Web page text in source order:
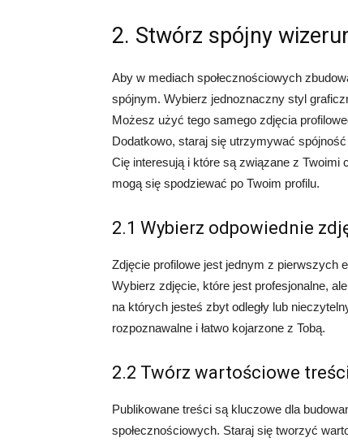
2. Stwórz spójny
Aby w mediach społecznościowych
spójnym. Wybierz jednoznaczny styl
Możesz użyć tego samego zdjęcia
Dodatkowo, staraj się utrzymywać
Cię interesują i które są związane z
mogą się spodziewać po Twoim profilu.
2.1 Wybierz odpowiednie
Zdjęcie profilowe jest jednym z pierwszych
Wybierz zdjęcie, które jest profesjonalne,
na których jesteś zbyt odległy lub
rozpoznawalne i łatwo kojarzone z Tobą.
2.2 Twórz wartościowe treści
Publikowane treści są kluczowe dla
społecznościowych. Staraj się tworzyć